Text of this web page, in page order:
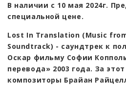
В наличии с 10 мая 2024г.
специальной цене.
Lost In Translation (Music
Soundtrack) - саундтрек к
Оскар фильму Софии
перевода» 2003 года. За
композиторы Брайан